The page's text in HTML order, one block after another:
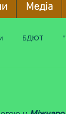
Медіа
БДЮТ